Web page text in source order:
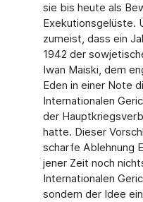
sie bis heute als
Exekutionsgelüste.
zumeist, dass ein
1942 der
Iwan Maiski, dem
Eden in einer Note
Internationalen
der
hatte. Dieser
scharfe Ablehnung
jener Zeit noch
Internationalen
sondern der Idee